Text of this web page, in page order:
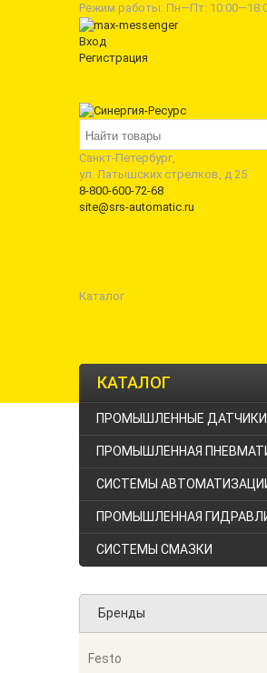
Режим работы: Пн—Пт:
Вход
Регистрация
Санкт-Петербург,
ул. Латышских стрелков, д 25
8-800-600-72-68
site@srs-automatic.ru
Каталог
КАТАЛОГ
ПРОМЫШЛЕННЫЕ ДАТЧИКИ
ПРОМЫШЛЕННАЯ
СИСТЕМЫ
ПРОМЫШЛЕННАЯ
СИСТЕМЫ СМАЗКИ
Бренды
Festo